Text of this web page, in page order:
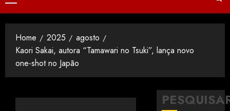
Home 2025
agosto
Kaori Sakai, autora “Tamawari no Tsuki”, lança novo
one-shot no Japão